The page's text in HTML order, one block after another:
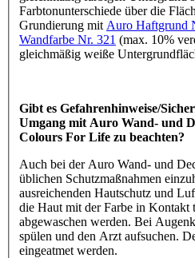
Farbtonunterschiede über die
Grundierung mit Auro Haftgrund
Wandfarbe Nr. 321 (max. 10%
gleichmäßig weiße
Gibt es Gefahrenhinweise/
Umgang mit Auro Wand- und
Colours For Life zu beachten?
Auch bei der Auro Wand- und
üblichen Schutzmaßnahmen
ausreichenden Hautschutz und
die Haut mit der Farbe in Kontakt
abgewaschen werden. Bei
spülen und den Arzt aufsuchen.
eingeatmet werden.